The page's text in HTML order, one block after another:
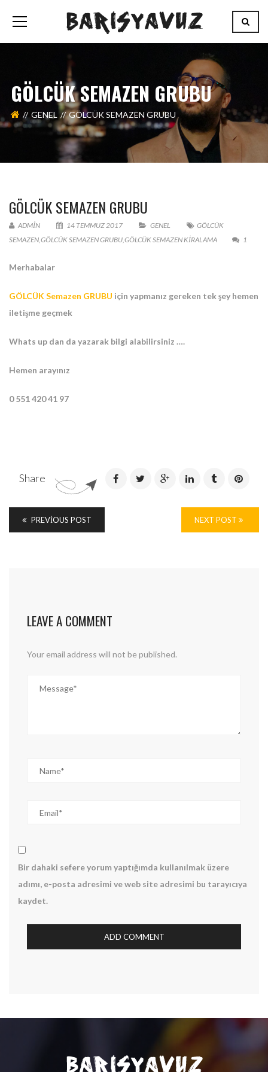
GÖLCÜK SEMAZEN GRUBU
GENEL GÖLCÜK SEMAZEN GRUBU
GÖLCÜK SEMAZEN GRUBU
ADMIN 14 TEMMUZ 2017 GENEL
GÖLCÜK
SEMAZEN,GÖLCÜK SEMAZEN GRUBU,GÖLCÜK SEMAZEN KİRALAMA 1
Merhabalar
GÖLCÜK Semazen GRUBU için yapmanız gereken tek şey hemen
iletişme geçmek
Whats up dan da yazarak bilgi alabilirsiniz ….
Hemen arayınız
0 551 420 41 97
Share
PREVIOUS POST NEXT POST
LEAVE A COMMENT
Your email address will not be published.
Bir dahaki sefere yorum yaptığımda kullanılmak üzere
adımı, e-posta adresimi ve web site adresimi bu tarayıcıya
kaydet.